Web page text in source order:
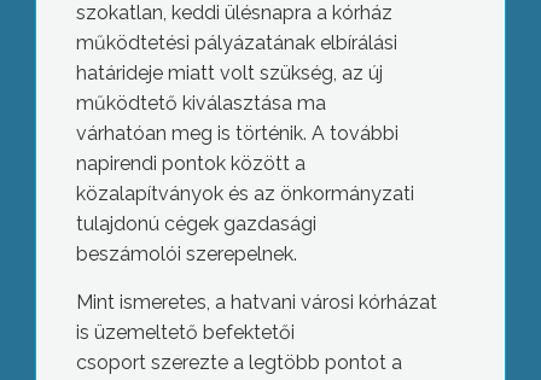
szokatlan, keddi ülésnapra a kórház
működtetési pályázatának elbírálási
határideje miatt volt szükség, az új
működtető kiválasztása ma
várhatóan meg is történik. A további
napirendi pontok között a
közalapítványok és az önkormányzati
tulajdonú cégek gazdasági
beszámolói szerepelnek.
Mint ismeretes, a hatvani városi kórházat
is üzemeltető befektetői
csoport szerezte a legtöbb pontot a